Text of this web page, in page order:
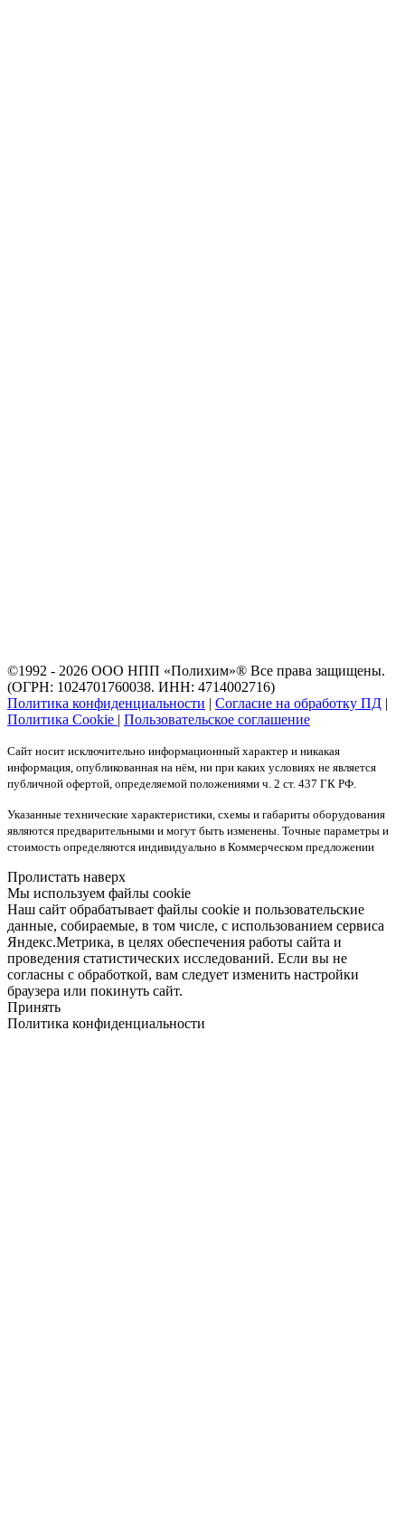
©1992 - 2026 ООО НПП «Полихим»® Все права защищены.
(ОГРН: 1024701760038. ИНН: 4714002716)
Политика конфиденциальности | Согласие на обработку ПД |
Политика Cookie | Пользовательское соглашение
Сайт носит исключительно информационный характер и никакая
информация, опубликованная на нём, ни при каких условиях не является
публичной офертой, определяемой положениями ч. 2 ст. 437 ГК РФ.
Указанные технические характеристики, схемы и габариты оборудования
являются предварительными и могут быть изменены. Точные параметры и
стоимость определяются индивидуально в Коммерческом предложении
Пролистать наверх
Мы используем файлы cookie
Наш сайт обрабатывает файлы cookie и пользовательские
данные, собираемые, в том числе, с использованием сервиса
Яндекс.Метрика, в целях обеспечения работы сайта и
проведения статистических исследований. Если вы не
согласны с обработкой, вам следует изменить настройки
браузера или покинуть сайт.
Принять
Политика конфиденциальности